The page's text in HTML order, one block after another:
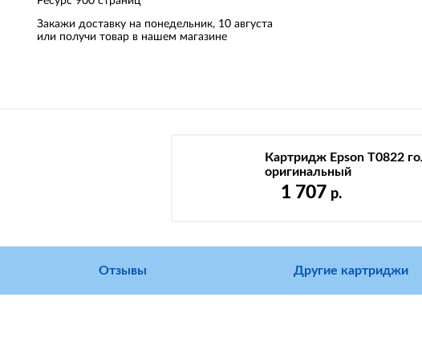
Закажи доставку на понедельник, 10 августа
или получи товар в нашем магазине
Картридж Epson T0822
оригинальный
1 707 р.
Отзывы Другие картриджи